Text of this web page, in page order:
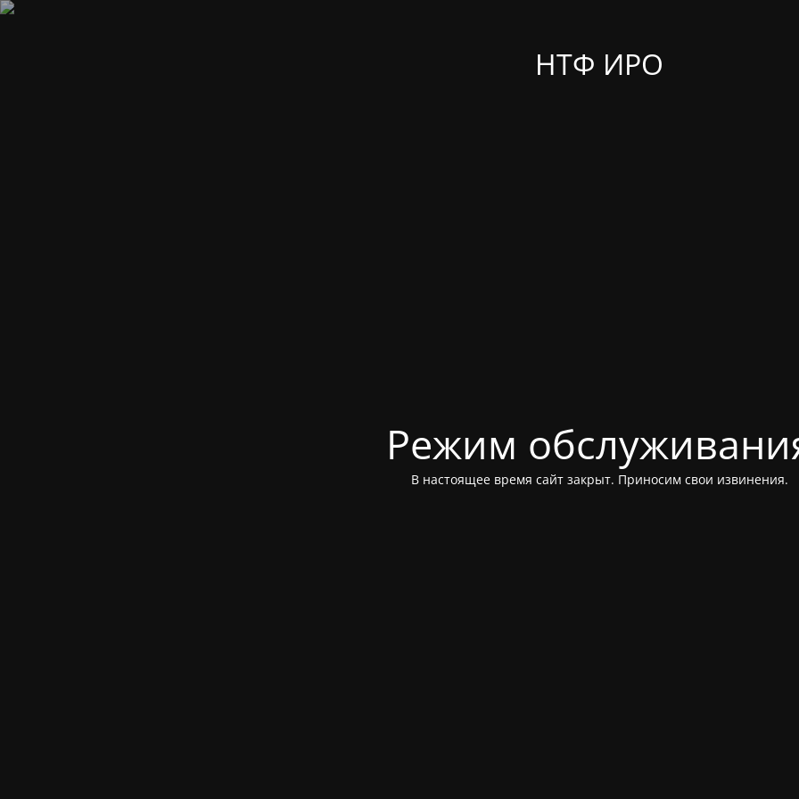
НТФ ИРО
Режим
В настоящее время сайт закрыт. Приносим свои извинения.